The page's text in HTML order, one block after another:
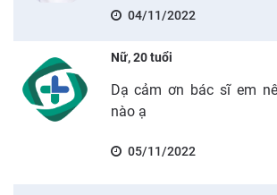
04/11/2022
Nữ, 20 tuổi
Dạ cảm ơn bác sĩ em
nào ạ
05/11/2022